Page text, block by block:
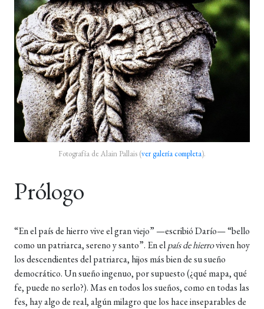
Fotografía de Alain Pallais (ver galería completa).
Prólogo
“En el país de hierro vive el gran viejo” —escribió Darío— “bello
como un patriarca, sereno y santo”. En elpaís de hierroviven hoy
los descendientes del patriarca, hijos más bien de su sueño
democrático. Un sueño ingenuo, por supuesto (¿qué mapa, qué
fe, puede no serlo?). Mas en todos los sueños, como en todas las
fes, hay algo de real, algún milagro que los hace inseparables de